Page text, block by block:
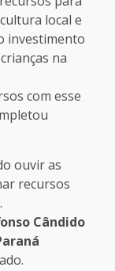
local e
investimento
na
com esse
ouvir as
recursos
Cândido